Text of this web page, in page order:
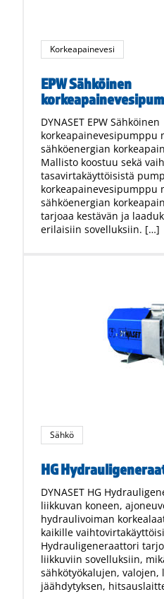
Korkeapainevesi
EPW Sähköinen
DYNASET EPW Sähköinen
korkeapainevesipumppu
sähköenergian
Mallisto koostuu sekä
tasavirtakäyttöisistä
korkeapainevesipumppu
sähköenergian
tarjoaa kestävän ja
erilaisiin sovelluksiin. […]
Sähkö
HG
DYNASET HG
liikkuvan koneen,
hydraulivoiman
kaikille
Hydrauligeneraattori
liikkuviin sovelluksiin,
sähkötyökalujen, valojen,
jäähdytyksen,